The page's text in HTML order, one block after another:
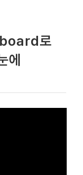
로
에